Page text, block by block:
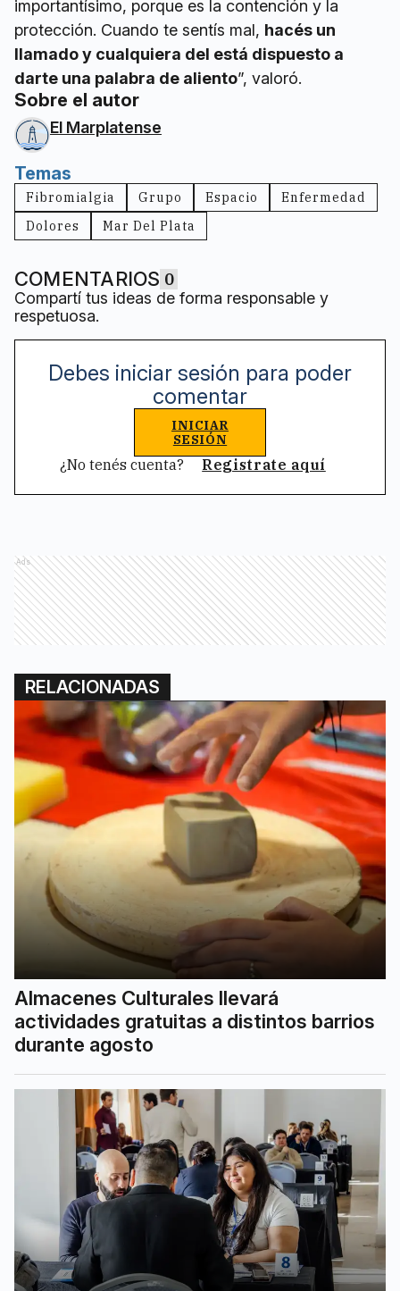
importantísimo, porque es la contención y la
protección. Cuando te sentís mal, hacés un
llamado y cualquiera del está dispuesto a
darte una palabra de aliento”, valoró.
Sobre el autor
El Marplatense
Temas
Fibromialgia Grupo Espacio
Enfermedad
Dolores
Mar Del Plata
COMENTARIOS 0
Compartí tus ideas de forma responsable y
respetuosa.
Debes iniciar sesión para poder
comentar
INICIAR
SESIÓN
¿No tenés cuenta? Registrate aquí
Ads
RELACIONADAS
Almacenes Culturales llevará
actividades gratuitas a distintos barrios
durante agosto